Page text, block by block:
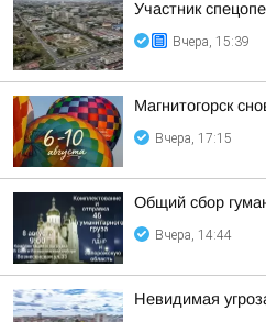
Участник
Вчера, 15:39
Магнитогорск
Вчера, 17:15
Общий сбор
Вчера, 14:44
Невидимая